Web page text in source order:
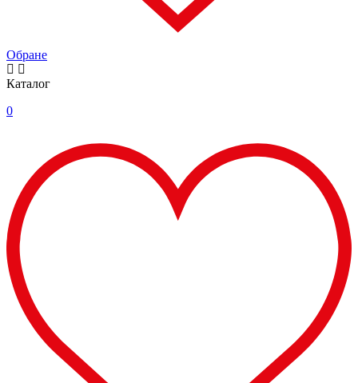
Обране
Каталог
0